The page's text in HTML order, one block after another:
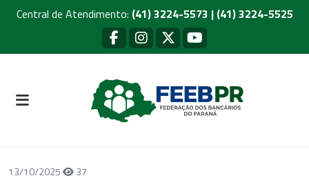
Central de Atendimento: (41) 3224-5573 | (41) 3224-5525
13/10/2025 37